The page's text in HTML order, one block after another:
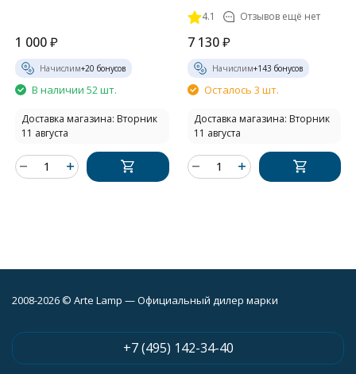
1 000₽
Начислим+20 бонусов
В наличии 52 шт.
Доставка магазина: Вторник
11 августа
4.1 Отзывов ещё нет
7 130 ₽
Начислим+143 бонусов
Осталось 3 шт.
Доставка магазина: Вторник
11 августа
2008-2026 © Arte Lamp — Официальный дилер марки
+7 (495) 142-34-40